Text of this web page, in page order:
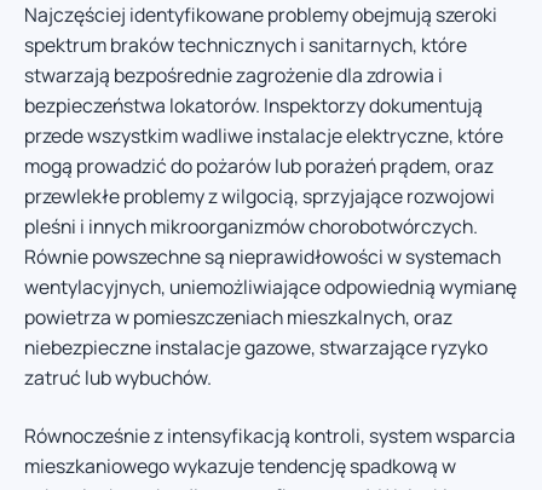
Najczęściej identyfikowane problemy obejmują szeroki
spektrum braków technicznych i sanitarnych, które
stwarzają bezpośrednie zagrożenie dla zdrowia i
bezpieczeństwa lokatorów. Inspektorzy dokumentują
przede wszystkim wadliwe instalacje elektryczne, które
mogą prowadzić do pożarów lub porażeń prądem, oraz
przewlekłe problemy z wilgocią, sprzyjające rozwojowi
pleśni i innych mikroorganizmów chorobotwórczych.
Równie powszechne są nieprawidłowości w systemach
wentylacyjnych, uniemożliwiające odpowiednią wymianę
powietrza w pomieszczeniach mieszkalnych, oraz
niebezpieczne instalacje gazowe, stwarzające ryzyko
zatruć lub wybuchów.
Równocześnie z intensyfikacją kontroli, system wsparcia
mieszkaniowego wykazuje tendencję spadkową w